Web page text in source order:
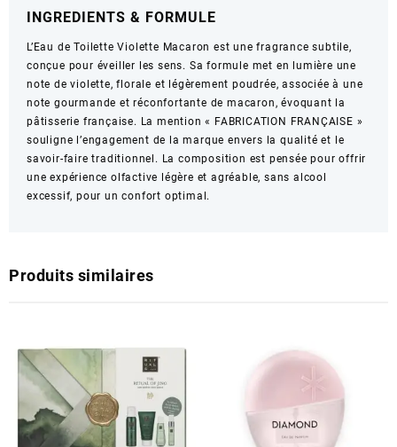
INGREDIENTS & FORMULE
L’Eau de Toilette Violette Macaron est une fragrance subtile,
conçue pour éveiller les sens. Sa formule met en lumière une
note de violette, florale et légèrement poudrée, associée à une
note gourmande et réconfortante de macaron, évoquant la
pâtisserie française. La mention « FABRICATION FRANÇAISE »
souligne l’engagement de la marque envers la qualité et le
savoir-faire traditionnel. La composition est pensée pour offrir
une expérience olfactive légère et agréable, sans alcool
excessif, pour un confort optimal.
Produits similaires